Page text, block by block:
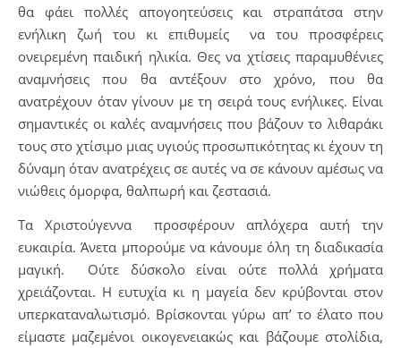
θα φάει πολλές απογοητεύσεις και στραπάτσα στην
ενήλικη ζωή του κι επιθυμείς να του προσφέρεις
ονειρεμένη παιδική ηλικία. Θες να χτίσεις παραμυθένιες
αναμνήσεις που θα αντέξουν στο χρόνο, που θα
ανατρέχουν όταν γίνουν με τη σειρά τους ενήλικες. Είναι
σημαντικές οι καλές αναμνήσεις που βάζουν το λιθαράκι
τους στο χτίσιμο μιας υγιούς προσωπικότητας κι έχουν τη
δύναμη όταν ανατρέχεις σε αυτές να σε κάνουν αμέσως να
νιώθεις όμορφα, θαλπωρή και ζεστασιά.
Τα Χριστούγεννα προσφέρουν απλόχερα αυτή την
ευκαιρία. Άνετα μπορούμε να κάνουμε όλη τη διαδικασία
μαγική. Ούτε δύσκολο είναι ούτε πολλά χρήματα
χρειάζονται. Η ευτυχία κι η μαγεία δεν κρύβονται στον
υπερκαταναλωτισμό. Βρίσκονται γύρω απ’ το έλατο που
είμαστε μαζεμένοι οικογενειακώς και βάζουμε στολίδια,